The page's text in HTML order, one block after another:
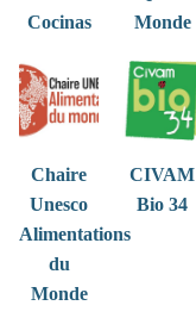
Cocinas
Monde
Chaire
Unesco
Alimentations
du
Monde
CIVAM
Bio 34